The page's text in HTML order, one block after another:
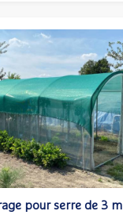
pour serre de 3 m